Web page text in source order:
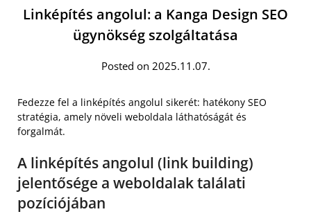
Linképítés angolul: a Kanga Design SEO
ügynökség szolgáltatása
Posted on 2025.11.07.
Fedezze fel a linképítés angolul sikerét: hatékony SEO
stratégia, amely növeli weboldala láthatóságát és
forgalmát.
A linképítés angolul (link building)
jelentősége a weboldalak találati
pozíciójában